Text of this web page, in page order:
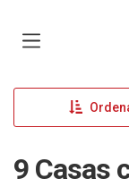
9 Casas